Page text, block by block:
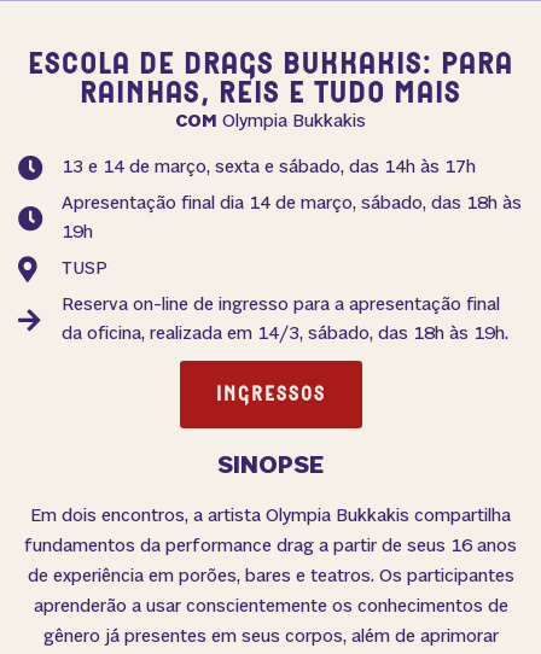
ESCOLA DE DRAGS BUKKAKIS: PARA
RAINHAS, REIS E TUDO MAIS
COM Olympia Bukkakis
13 e 14 de março, sexta e sábado, das 14h às 17h
Apresentação final dia 14 de março, sábado, das 18h às
19h
TUSP
Reserva on-line de ingresso para a apresentação final
da oficina, realizada em 14/3, sábado, das 18h às 19h.
INGRESSOS
SINOPSE
Em dois encontros, a artista Olympia Bukkakis compartilha
fundamentos da performance drag a partir de seus 16 anos
de experiência em porões, bares e teatros. Os participantes
aprenderão a usar conscientemente os conhecimentos de
gênero já presentes em seus corpos, além de aprimorar